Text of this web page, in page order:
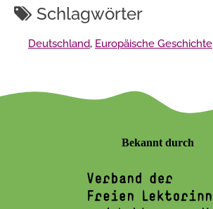
Schlagwörter
Deutschland, Europäische Geschichte
Bekannt durch